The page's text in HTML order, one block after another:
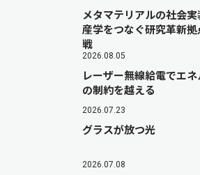
メタマテリアルの社会
産学をつなぐ研究革新
戦
2026.08.05
レーザー無線給電でエ
の制約を越える
2026.07.23
グラスが放つ光
2026.07.08